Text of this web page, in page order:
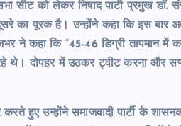
सीट को लेकर निषाद पार्टी प्रमुख डॉ.
का पूरक है। उन्होंने कहा कि इस बार
ने कहा कि “45-46 डिग्री तापमान में
थे। दोपहर में उठकर ट्वीट करना और
हुए उन्होंने समाजवादी पार्टी के